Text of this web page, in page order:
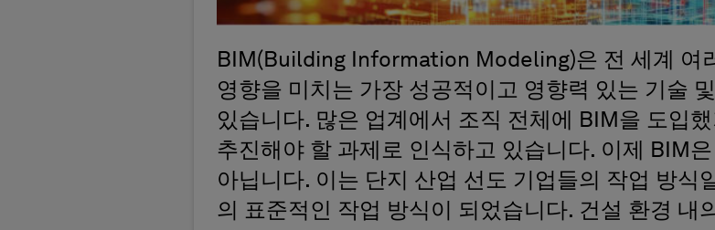
BIM(Building Information Modeling)은 전 세계 여
영향을 미치는 가장 성공적이고 영향력 있는 기술
있습니다. 많은 업계에서 조직 전체에 BIM을 도입
추진해야 할 과제로 인식하고 있습니다. 이제 BIM은
아닙니다. 이는 단지 산업 선도 기업들의 작업 방식
의 표준적인 작업 방식이 되었습니다. 건설 환경 내